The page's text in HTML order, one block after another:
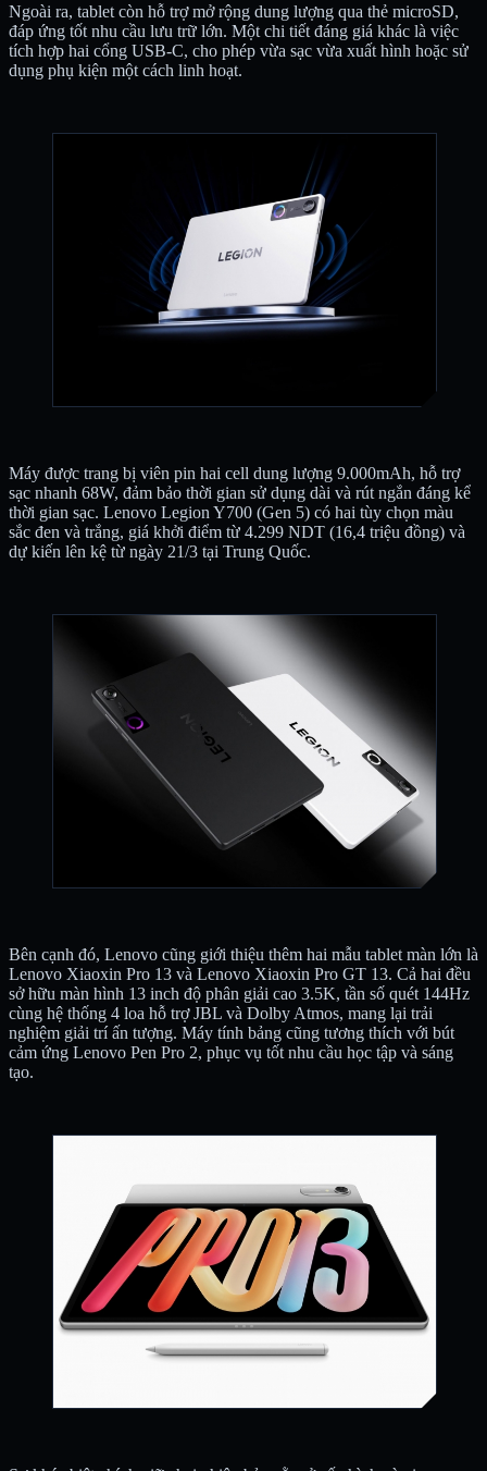
Ngoài ra, tablet còn hỗ trợ mở rộng dung lượng qua thẻ microSD,
đáp ứng tốt nhu cầu lưu trữ lớn. Một chi tiết đáng giá khác là việc
tích hợp hai cổng USB-C, cho phép vừa sạc vừa xuất hình hoặc sử
dụng phụ kiện một cách linh hoạt.
Máy được trang bị viên pin hai cell dung lượng 9.000mAh, hỗ trợ
sạc nhanh 68W, đảm bảo thời gian sử dụng dài và rút ngắn đáng kể
thời gian sạc. Lenovo Legion Y700 (Gen 5) có hai tùy chọn màu
sắc đen và trắng, giá khởi điểm từ 4.299 NDT (16,4 triệu đồng) và
dự kiến lên kệ từ ngày 21/3 tại Trung Quốc.
Bên cạnh đó, Lenovo cũng giới thiệu thêm hai mẫu tablet màn lớn là
Lenovo Xiaoxin Pro 13 và Lenovo Xiaoxin Pro GT 13. Cả hai đều
sở hữu màn hình 13 inch độ phân giải cao 3.5K, tần số quét 144Hz
cùng hệ thống 4 loa hỗ trợ JBL và Dolby Atmos, mang lại trải
nghiệm giải trí ấn tượng. Máy tính bảng cũng tương thích với bút
cảm ứng Lenovo Pen Pro 2, phục vụ tốt nhu cầu học tập và sáng
tạo.